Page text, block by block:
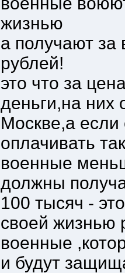
жизнью
а получают за
рублей!
это что за
деньги,на них
Москве,а если
оплачивать
военные
должны
100 тысяч -
своей жизнью
военные
и будут